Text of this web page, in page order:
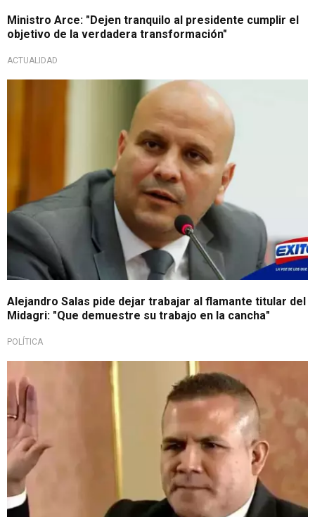
Ministro Arce: "Dejen tranquilo al presidente cumplir el
objetivo de la verdadera transformación"
ACTUALIDAD
Alejandro Salas pide dejar trabajar al flamante titular del
Midagri: "Que demuestre su trabajo en la cancha"
POLÍTICA